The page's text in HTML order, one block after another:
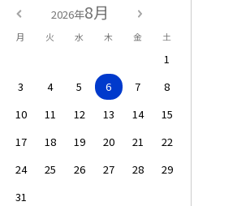
2026年8月
月 火 水 木 金 土
1
3 4 5 6 7
8
10 11 12 13 14
15
17 18 19 20 21
22
24 25 26 27 28
29
31